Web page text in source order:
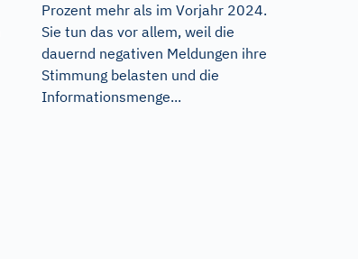
Prozent mehr als im Vorjahr 2024.
Sie tun das vor allem, weil die
dauernd negativen Meldungen ihre
Stimmung belasten und die
Informationsmenge...